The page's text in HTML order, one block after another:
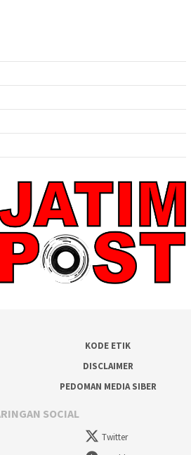
KODE ETIK
DISCLAIMER
PEDOMAN MEDIA SIBER
SOCIAL
Twitter